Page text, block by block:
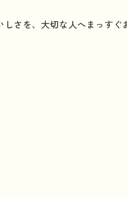
しさを、大切な人へまっす